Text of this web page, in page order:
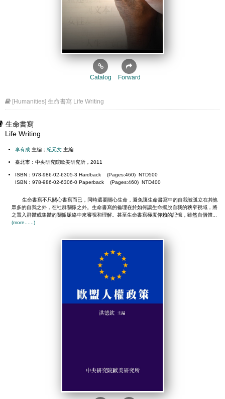
Catalog Forward
[Humanities] 生命書寫 Life Writing
生命書寫
Life Writing
李有成 主編；紀元文 主編
臺北市：中央研究院歐美研究所，2011
ISBN：978-986-02-6305-3 Hardback (Pages:460) NTD500
ISBN：978-986-02-6306-0 Paperback (Pages:460) NTD400
生命書寫不只關心書寫而已，同時還要關心生命，避免讓生命書寫中的自我被孤立在其他
眾多的自我之外，在社群關係之外。生命書寫的倫理在於如何讓生命擺脫自我的狹窄視域，將
之置入群體或集體的關係脈絡中來審視和理解。甚至生命書寫極度仰賴的記憶，雖然自個體...
(more......)